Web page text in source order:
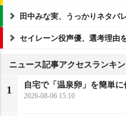
田中みな実、うっかりネタバ
セイレーン役声優、選考理由
ニュース記事アクセスランキ
1
自宅で「温泉卵」を簡単
2026-08-06 15:10